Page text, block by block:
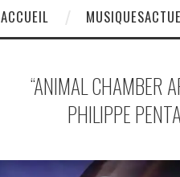
ACCUEIL
“ANIMAL CHAMBER
PHILIPPE